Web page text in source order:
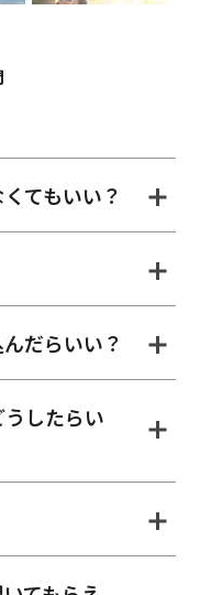
てもいい？
だらいい？
したらい